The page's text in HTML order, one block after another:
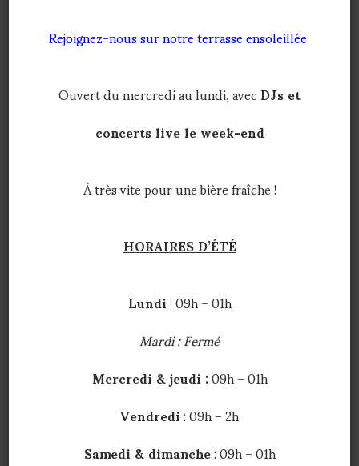
CHAMBRES
BAR, RESTAURANT ET CHAMBRES SONT
SITUÉS DANS L'HYPER CENTRE DE LA
STATION DE SKI DE MÉRIBEL. AU PIED
Rejoignez-nous sur notre terrasse ensoleillée
Ouvert du mercredi au lundi, avecDJs et
concerts live le week-end
À très vite pour une bière fraîche !
HORAIRES D’ÉTÉ
Lundi: 09h – 01h
Mardi : Fermé
Mercredi & jeudi :09h – 01h
Vendredi: 09h – 2h
Samedi & dimanche: 09h – 01h